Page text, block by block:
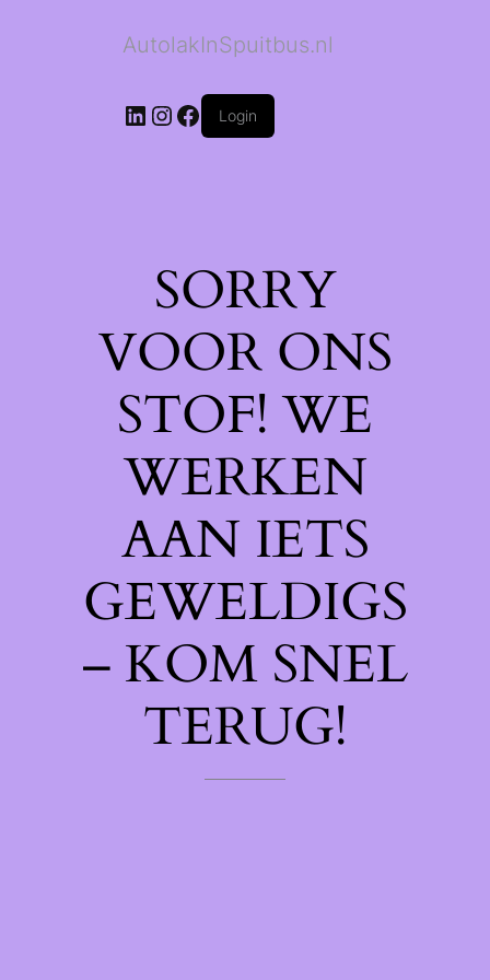
AutolakInSpuitbus.nl
LinkedIn
Instagram
Facebook
Login
SORRY
VOOR ONS
STOF! WE
WERKEN
AAN IETS
GEWELDIGS
– KOM SNEL
TERUG!